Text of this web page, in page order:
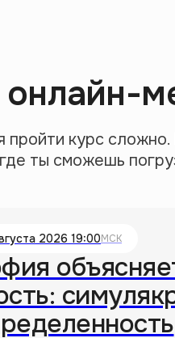
пройти курс
ты сможешь
2026 19:00МСК